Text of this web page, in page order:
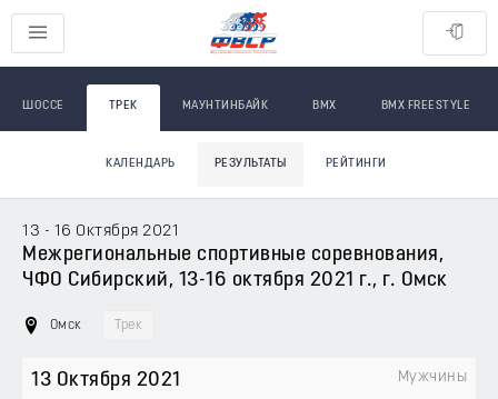
ШОССЕ ТРЕК МАУНТИНБАЙК BMX BMX FREESTYLE
КАЛЕНДАРЬ РЕЗУЛЬТАТЫ РЕЙТИНГИ
13 - 16 Октября 2021
Межрегиональные спортивные соревнования,
ЧФО Сибирский, 13-16 октября 2021 г., г. Омск
Омск Трек
13 Октября 2021 Мужчины